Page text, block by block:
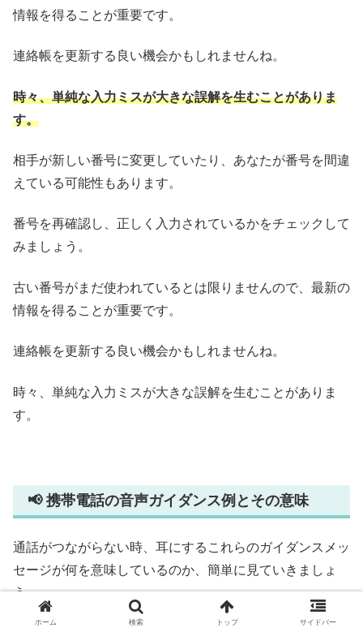
情報を得ることが重要です。
連絡帳を更新する良い機会かもしれませんね。
時々、単純な入力ミスが大きな誤解を生むことがありま
す。
相手が新しい番号に変更していたり、あなたが番号を間違
えている可能性もあります。
番号を再確認し、正しく入力されているかをチェックして
みましょう。
古い番号がまだ使われているとは限りませんので、最新の
情報を得ることが重要です。
連絡帳を更新する良い機会かもしれませんね。
時々、単純な入力ミスが大きな誤解を生むことがありま
す。
📢 携帯電話の音声ガイダンス例とその意味
通話がつながらない時、耳にするこれらのガイダンスメッ
セージが何を意味しているのか、簡単に見ていきましょ
う。
ホーム 検索 トップ サイドバー